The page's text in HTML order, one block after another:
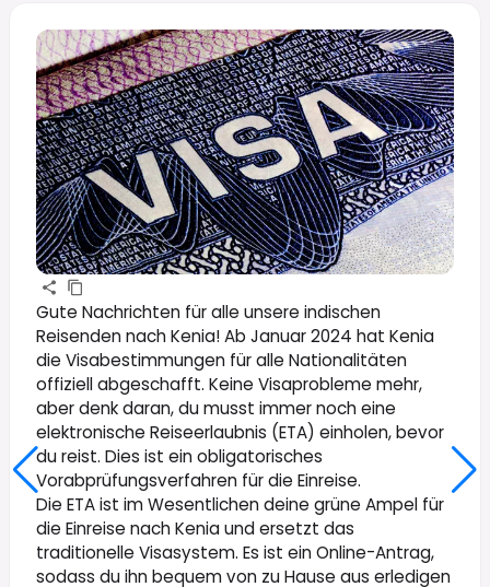
Gute Nachrichten für alle unsere indischen
Reisenden nach Kenia! Ab Januar 2024 hat Kenia
die Visabestimmungen für alle Nationalitäten
offiziell abgeschafft. Keine Visaprobleme mehr,
aber denk daran, du musst immer noch eine
elektronische Reiseerlaubnis (ETA) einholen, bevor
du reist. Dies ist ein obligatorisches
Vorabprüfungsverfahren für die Einreise.
Die ETA ist im Wesentlichen deine grüne Ampel für
die Einreise nach Kenia und ersetzt das
traditionelle Visasystem. Es ist ein Online-Antrag,
sodass du ihn bequem von zu Hause aus erledigen